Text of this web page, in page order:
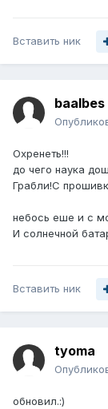
Вставить ник
baalbes
Охренеть!!!
до чего наука
Грабли!С
небось еше и с
И солнечной
Вставить ник
tyoma
обновил.:)